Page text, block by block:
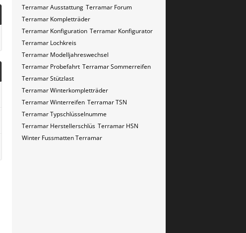
Terramar Ausstattung Terramar Forum
Terramar Kompletträder
Terramar Konfiguration Terramar Konfigurator
Terramar Lochkreis
Terramar Modelljahreswechsel
Terramar Probefahrt Terramar Sommerreifen
Terramar Stützlast
Terramar Winterkompletträder
Terramar Winterreifen Terramar​​​​ TSN
Terramar​​​​ Typschlüsselnumme
Terramar​​​​​ Herstellerschlüs Terramar​​​​​ HSN
Winter Fussmatten Terramar